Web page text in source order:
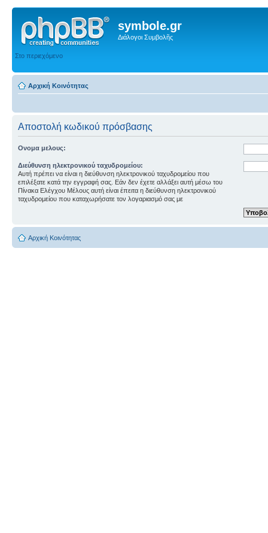
symbole.gr
Διάλογοι Συμβολῆς
Στο περιεχόμενο
Αρχική Κοινότητας
Αποστολή κωδικού πρόσβασης
Ονομα μελους:
Διεύθυνση ηλεκτρονικού ταχυδρομείου:
Αυτή πρέπει να είναι η διεύθυνση ηλεκτρονικού ταχυδρομείου που
επιλέξατε κατά την εγγραφή σας. Εάν δεν έχετε αλλάξει αυτή μέσω του
Πίνακα Ελέγχου Μέλους αυτή είναι έπειτα η διεύθυνση ηλεκτρονικού
ταχυδρομείου που καταχωρήσατε τον λογαριασμό σας με
Αρχική Κοινότητας